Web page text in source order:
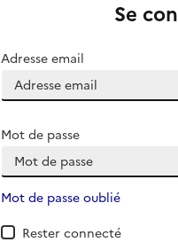
Se
Adresse email
Mot de passe
Mot de passe oublié
Rester connecté